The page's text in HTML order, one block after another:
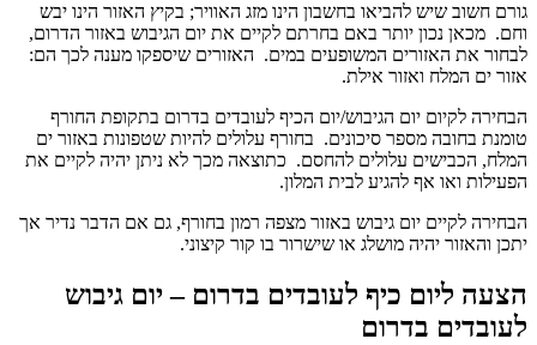
גורם חשוב שיש להביאו בחשבון הינו מזג האוויר; בקיץ האזור הינו יבש
וחם. מכאן נכון יותר באם בחרתם לקיים את יום הגיבוש באזור הדרום,
לבחור את האזורים המשופעים במים. האזורים שיספקו מענה לכך הם:
אזור ים המלח ואזור אילת.
הבחירה לקיום יום הגיבוש/יום הכיף לעובדים בדרום בתקופת החורף
טומנת בחובה מספר סיכונים. בחורף עלולים להיות שטפונות באזור ים
המלח, הכבישים עלולים להחסם. כתוצאה מכך לא ניתן יהיה לקיים את
הפעילות ואו אף להגיע לבית המלון.
הבחירה לקיים יום גיבוש באזור מצפה רמון בחורף, גם אם הדבר נדיר אך
יתכן והאזור יהיה מושלג או שישרור בו קור קיצוני.
הצעה ליום כיף לעובדים בדרום – יום גיבוש
לעובדים בדרום